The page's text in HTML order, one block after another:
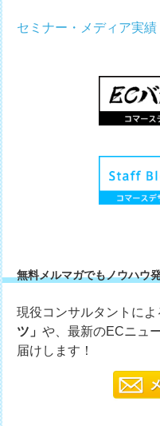
セミナー・メディア実績
無料メルマガでもノウハウ
現役コンサルタントによ
ツ」や、最新のECニュ
届けします！